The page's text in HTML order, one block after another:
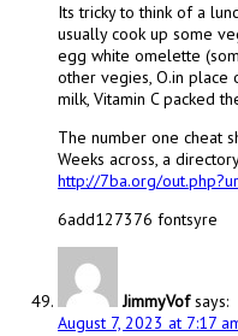
Its tricky to think of a
usually cook up some
egg white omelette
other vegies, O.in
milk, Vitamin C packed
The number one cheat
Weeks across, a
http://7ba.org/
6add127376 fontsyre
JimmyVof says:
August 7, 2023 at 7:17